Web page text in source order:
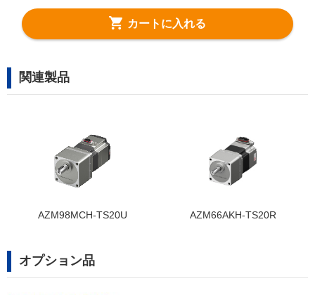
カートに入れる
関連製品
AZM98MCH-TS20U AZM66AKH-TS20R
オプション品